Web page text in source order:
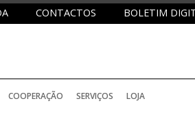
BOLETIM
CONTACTOS
COOPERAÇÃO SERVIÇOS LOJA